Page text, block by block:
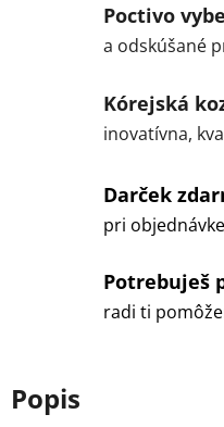
Poctivo
a odskúšané
Kórejská
inovatívna,
Darček
pri
Potrebuješ
radi ti
Popis